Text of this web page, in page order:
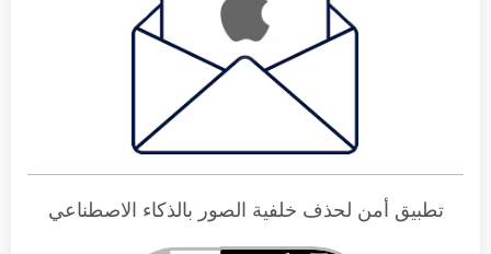
تطبيق أمن لحذف خلفية الصور بالذكاء الاصطناعي